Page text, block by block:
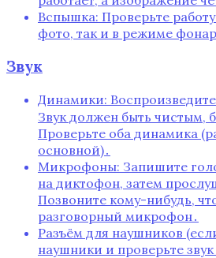
Вспышка: Проверьте
фото, так и в режиме
Звук
Динамики:
Звук должен быть чистым,
Проверьте оба динамика
основной)․
Микрофоны: Запишите
на диктофон, затем
Позвоните кому-нибудь,
разговорный микрофон․
Разъём для наушников
наушники и проверьте